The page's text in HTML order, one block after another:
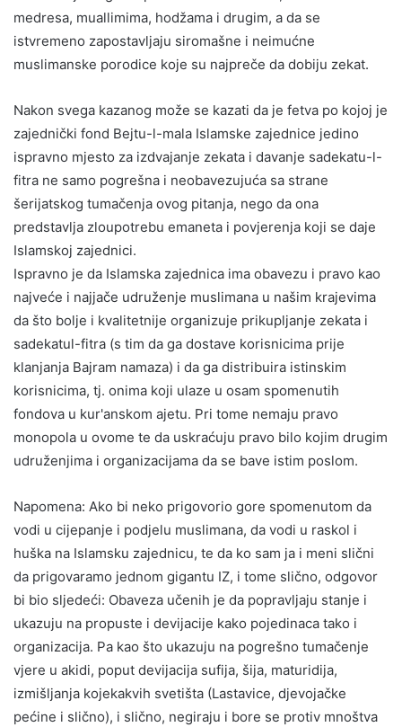
medresa, muallimima, hodžama i drugim, a da se
istvremeno zapostavljaju siromašne i neimućne
muslimanske porodice koje su najpreče da dobiju zekat.
Nakon svega kazanog može se kazati da je fetva po kojoj je
zajednički fond Bejtu-l-mala Islamske zajednice jedino
ispravno mjesto za izdvajanje zekata i davanje sadekatu-l-
fitra ne samo pogrešna i neobavezujuća sa strane
šerijatskog tumačenja ovog pitanja, nego da ona
predstavlja zloupotrebu emaneta i povjerenja koji se daje
Islamskoj zajednici.
Ispravno je da Islamska zajednica ima obavezu i pravo kao
najveće i najjače udruženje muslimana u našim krajevima
da što bolje i kvalitetnije organizuje prikupljanje zekata i
sadekatul-fitra (s tim da ga dostave korisnicima prije
klanjanja Bajram namaza) i da ga distribuira istinskim
korisnicima, tj. onima koji ulaze u osam spomenutih
fondova u kur'anskom ajetu. Pri tome nemaju pravo
monopola u ovome te da uskraćuju pravo bilo kojim drugim
udruženjima i organizacijama da se bave istim poslom.
Napomena: Ako bi neko prigovorio gore spomenutom da
vodi u cijepanje i podjelu muslimana, da vodi u raskol i
huška na Islamsku zajednicu, te da ko sam ja i meni slični
da prigovaramo jednom gigantu IZ, i tome slično, odgovor
bi bio sljedeći: Obaveza učenih je da popravljaju stanje i
ukazuju na propuste i devijacije kako pojedinaca tako i
organizacija. Pa kao što ukazuju na pogrešno tumačenje
vjere u akidi, poput devijacija sufija, šija, maturidija,
izmišljanja kojekakvih svetišta (Lastavice, djevojačke
pećine i slično), i slično, negiraju i bore se protiv mnoštva